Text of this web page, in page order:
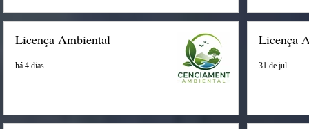
Licença Ambiental
há 4 dias
Licença
31 de jul.